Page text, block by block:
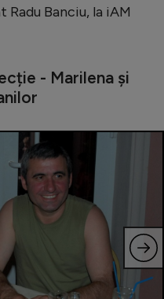
Radu Banciu, la iAM
- Marilena și